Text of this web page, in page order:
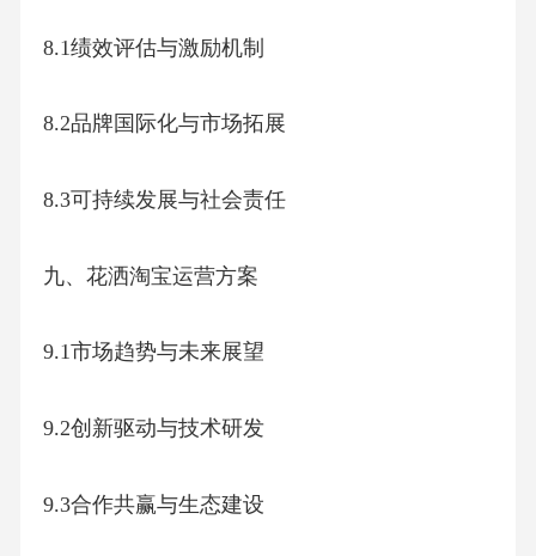
8.1绩效评估与激励机制
8.2品牌国际化与市场拓展
8.3可持续发展与社会责任
九、花洒淘宝运营方案
9.1市场趋势与未来展望
9.2创新驱动与技术研发
9.3合作共赢与生态建设